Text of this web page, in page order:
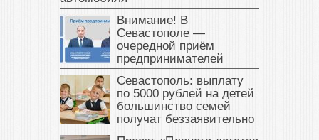
Внимание! В
Севастополе —
очередной приём
предпринимателей
Севастополь: выплату
по 5000 рублей на детей
большинство семей
получат беззаявительно